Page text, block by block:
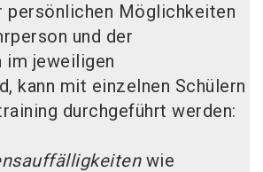
persönlichen Möglichkeiten
und der
im jeweiligen
kann mit einzelnen Schülern
durchgeführt werden:
wie